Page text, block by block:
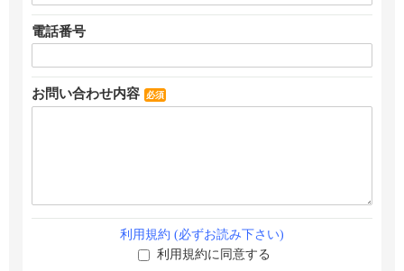
電話番号
お問い合わせ内容 必須
利用規約 (必ずお読み下さい)
利用規約に同意する